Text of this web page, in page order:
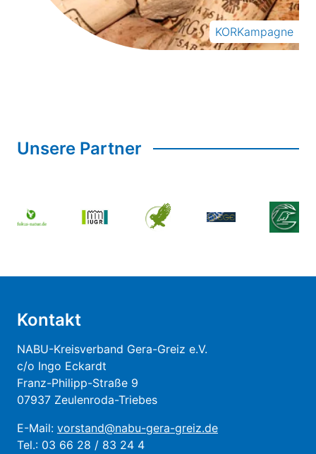
KORKampagne
Unsere Partner
Kontakt
NABU-Kreisverband Gera-Greiz e.V.
c/o Ingo Eckardt
Franz-Philipp-Straße 9
07937 Zeulenroda-Triebes
E-Mail: vorstand@nabu-gera-greiz.de
Tel.: 03 66 28 / 83 24 4